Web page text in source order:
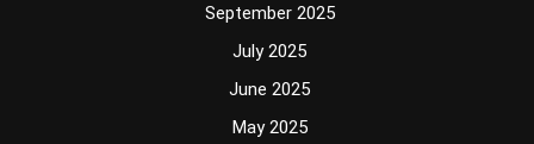
September 2025
July 2025
June 2025
May 2025